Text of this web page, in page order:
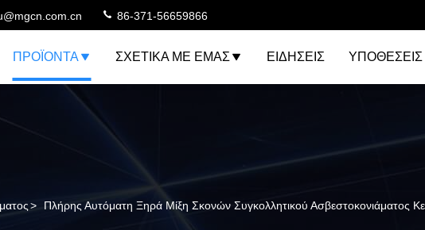
86-371-56659866
ΠΡΟΪΌΝΤΑ ΣΧΕΤΙΚΆ ΜΕ ΕΜΆΣ ΕΙΔΉΣΕΙΣ ΥΠΟΘΈΣΕΙΣ
> Πλήρης Αυτόματη Ξηρά Μίξη Σκονών Συγκολλητικού Ασβεστοκονιάματος